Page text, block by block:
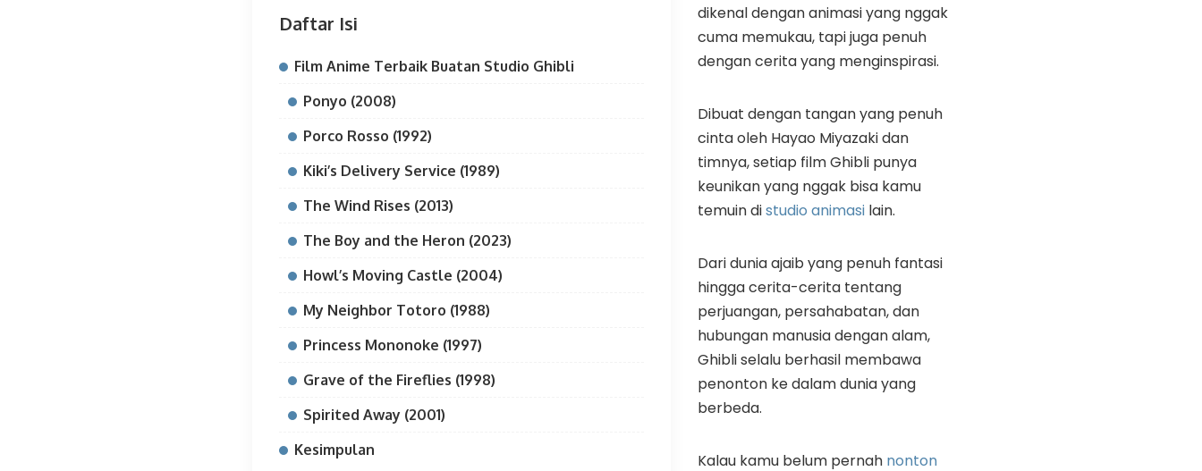
Daftar Isi
Film Anime Terbaik Buatan Studio Ghibli
Ponyo (2008)
Porco Rosso (1992)
Kiki’s Delivery Service (1989)
The Wind Rises (2013)
The Boy and the Heron (2023)
Howl’s Moving Castle (2004)
My Neighbor Totoro (1988)
Princess Mononoke (1997)
Grave of the Fireflies (1998)
Spirited Away (2001)
Kesimpulan
dikenal dengan animasi yang nggak
cuma memukau, tapi juga penuh
dengan cerita yang menginspirasi.
Dibuat dengan tangan yang penuh
cinta oleh Hayao Miyazaki dan
timnya, setiap film Ghibli punya
keunikan yang nggak bisa kamu
temuin distudio animasi lain.
Dari dunia ajaib yang penuh fantasi
hingga cerita-cerita tentang
perjuangan, persahabatan, dan
hubungan manusia dengan alam,
Ghibli selalu berhasil membawa
penonton ke dalam dunia yang
berbeda.
Kalau kamu belum pernah nonton